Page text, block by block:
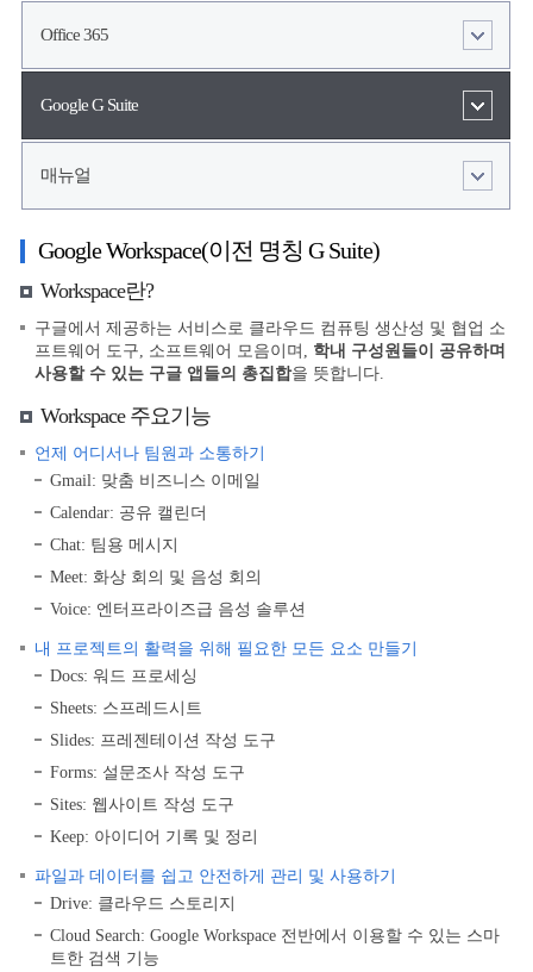
Office 365
Google G Suite
매뉴얼
Google Workspace(이전 명칭 G Suite)
Workspace란?
구글에서 제공하는 서비스로 클라우드 컴퓨팅 생산성 및 협업 소
프트웨어 도구, 소프트웨어 모음이며, 학내 구성원들이 공유하며
사용할 수 있는 구글 앱들의 총집합을 뜻합니다.
Workspace 주요기능
언제 어디서나 팀원과 소통하기
Gmail: 맞춤 비즈니스 이메일
Calendar: 공유 캘린더
Chat: 팀용 메시지
Meet: 화상 회의 및 음성 회의
Voice: 엔터프라이즈급 음성 솔루션
내 프로젝트의 활력을 위해 필요한 모든 요소 만들기
Docs: 워드 프로세싱
Sheets: 스프레드시트
Slides: 프레젠테이션 작성 도구
Forms: 설문조사 작성 도구
Sites: 웹사이트 작성 도구
Keep: 아이디어 기록 및 정리
파일과 데이터를 쉽고 안전하게 관리 및 사용하기
Drive: 클라우드 스토리지
Cloud Search: Google Workspace 전반에서 이용할 수 있는 스마
트한 검색 기능